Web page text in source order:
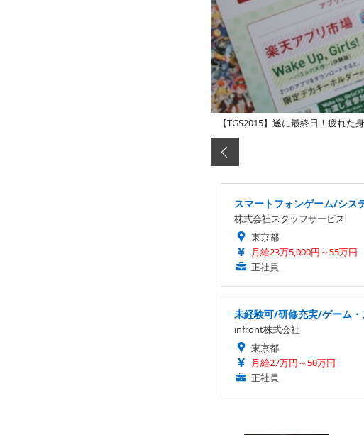
【TGS2015】遂に最終日！疲れ
スマートフォンゲーム/シ
株式会社スタッフサービス
東京都
月給23万5,000円～55万円
正社員
未経験可/研修充実/ゲーム
infront株式会社
東京都
月給27万円～50万円
正社員